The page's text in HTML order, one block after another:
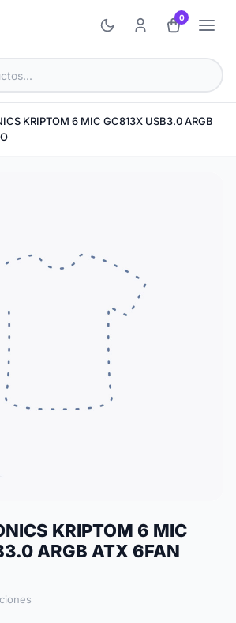
0
KRIPTOM 6 MIC GC813X USB3.0 ARGB
KRIPTOM 6 MIC
ARGB ATX 6FAN